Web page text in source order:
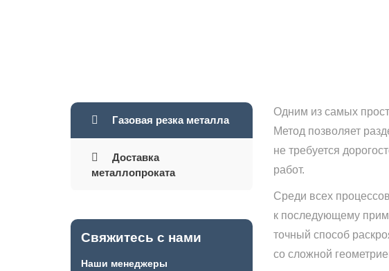
Газовая резка металла
Доставка
металлопроката
Свяжитесь с нами
Наши менеджеры
Одним из самых
Метод позволяет
не требуется
работ.
Среди всех
к последующему
точный способ
со сложной